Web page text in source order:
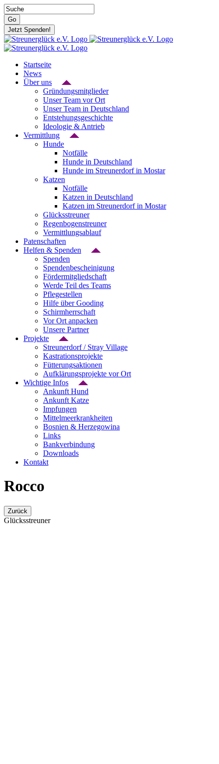
Zum
Inhalt
springen
Suche
nach:
Go
Jetzt Spenden!
Startseite
News
Über uns
Gründungsmitglieder
Unser Team vor Ort
Unser Team in Deutschland
Entstehungsgeschichte
Ideologie & Antrieb
Vermittlung
Hunde
Notfälle
Hunde in Deutschland
Hunde im Streunerdorf in Mostar
Katzen
Notfälle
Katzen in Deutschland
Katzen im Streunerdorf in Mostar
Glücksstreuner
Regenbogenstreuner
Vermittlungsablauf
Patenschaften
Helfen & Spenden
Spenden
Spendenbescheinigung
Fördermitgliedschaft
Werde Teil des Teams
Pflegestellen
Hilfe über Gooding
Schirmherrschaft
Vor Ort anpacken
Unsere Partner
Projekte
Streunerdorf / Stray Village
Kastrationsprojekte
Fütterungsaktionen
Aufklärungsprojekte vor Ort
Wichtige Infos
Ankunft Hund
Ankunft Katze
Impfungen
Mittelmeerkrankheiten
Bosnien & Herzegowina
Links
Bankverbindung
Downloads
Kontakt
Rocco
Zurück
Glücksstreuner